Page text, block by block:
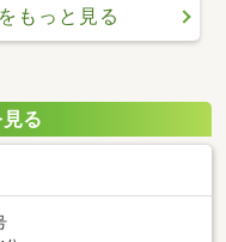
もっと見る
る